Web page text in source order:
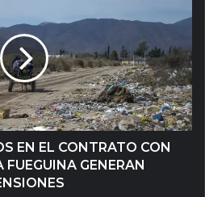
EN EL CONTRATO CON
FUEGUINA GENERAN